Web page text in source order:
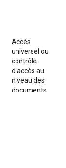
Accès
universel ou
contrôle
d'accès au
niveau des
documents